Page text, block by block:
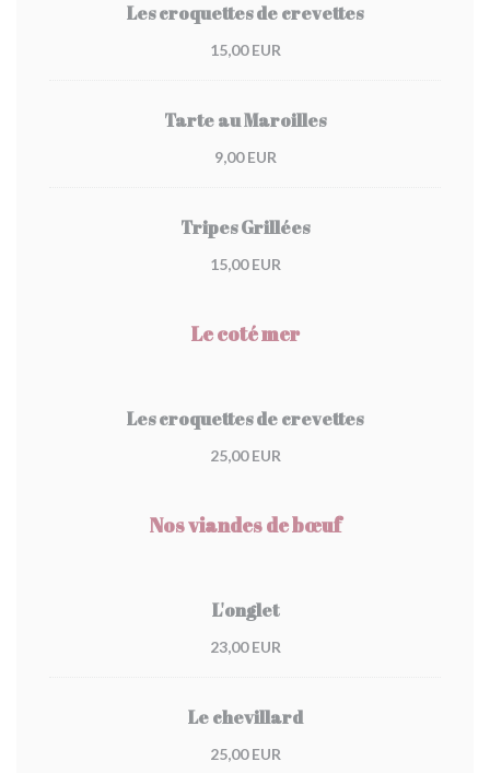
Les croquettes de crevettes
15,00 EUR
Tarte au Maroilles
9,00 EUR
Tripes Grillées
15,00 EUR
Le coté mer
Les croquettes de crevettes
25,00 EUR
Nos viandes de bœuf
L'onglet
23,00 EUR
Le chevillard
25,00 EUR